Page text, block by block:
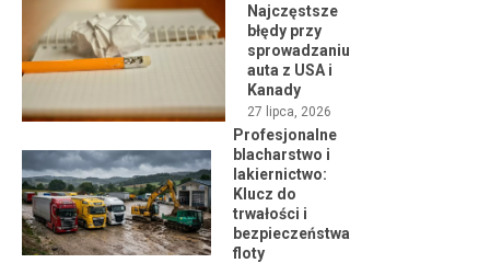
Najczęstsze
błędy przy
sprowadzaniu
auta z USA i
Kanady
27 lipca, 2026
Profesjonalne
blacharstwo i
lakiernictwo:
Klucz do
trwałości i
bezpieczeństwa
floty